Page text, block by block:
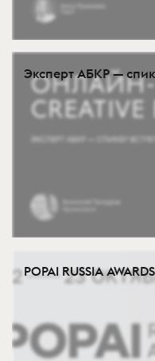
Эксперт АБКР —
POPAI RUSSIA